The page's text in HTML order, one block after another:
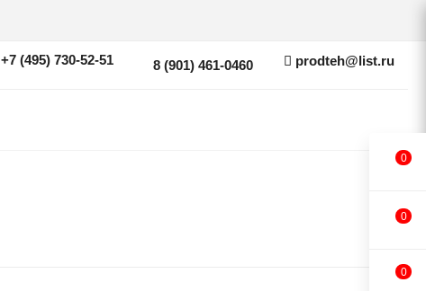
+7 (495) 730-52-51 8 (901) 461-0460 prodteh@list.ru
0
0
0